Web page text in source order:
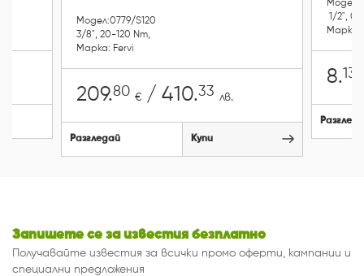
Модел:0779/S120
3/8", 20-120 Nm,
Марка: Fervi
209.80 € / 410.33 лв.
Разгледай Купи
Модел:
1/2", 0-
Марка:
8. 13
Запишете се за известия безплатно
Получавайте известия за всички промо оферти, кампании и
специални предложения